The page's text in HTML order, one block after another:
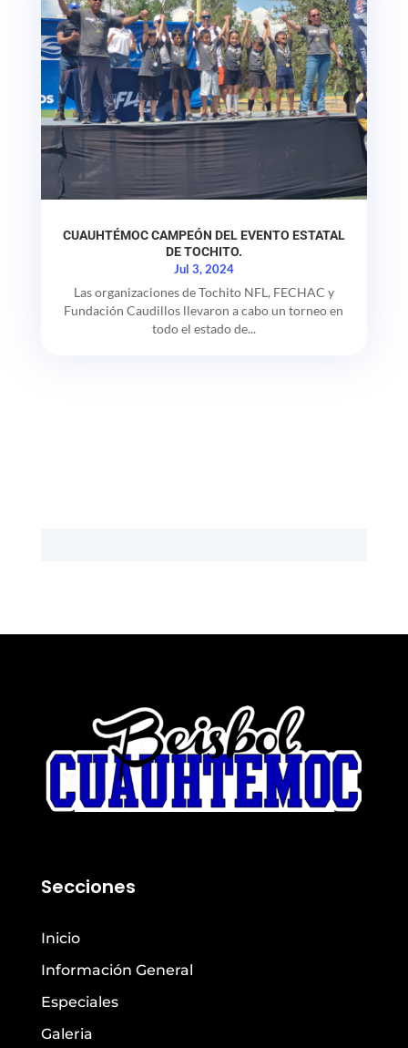
CUAUHTÉMOC CAMPEÓN DEL EVENTO ESTATAL
DE TOCHITO.
Jul 3, 2024
Las organizaciones de Tochito NFL, FECHAC y
Fundación Caudillos llevaron a cabo un torneo en
todo el estado de...
Secciones
Inicio
Información General
Especiales
Galeria